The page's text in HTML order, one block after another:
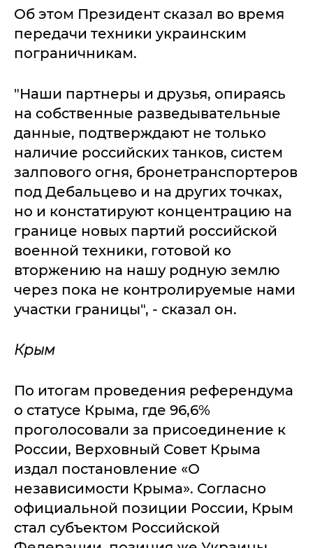
Об этом Президент сказал во время
передачи техники украинским
пограничникам.
"Наши партнеры и друзья, опираясь
на собственные разведывательные
данные, подтверждают не только
наличие российских танков, систем
залпового огня, бронетранспортеров
под Дебальцево и на других точках,
но и констатируют концентрацию на
границе новых партий российской
военной техники, готовой ко
вторжению на нашу родную землю
через пока не контролируемые нами
участки границы", - сказал он.
Крым
По итогам проведения референдума
о статусе Крыма, где 96,6%
проголосовали за присоединение к
России, Верховный Совет Крыма
издал постановление «О
независимости Крыма». Согласно
официальной позиции России, Крым
стал субъектом Российской